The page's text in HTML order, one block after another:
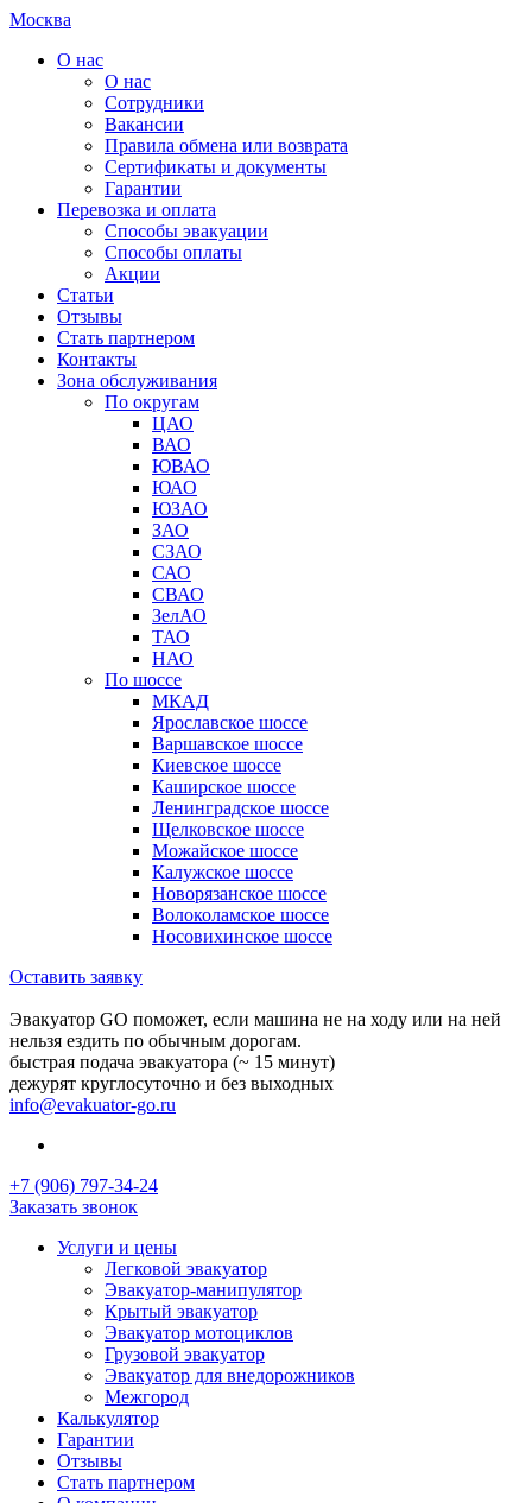
Москва
О нас
О нас
Сотрудники
Вакансии
Правила обмена или возврата
Сертификаты и документы
Гарантии
Перевозка и оплата
Способы эвакуации
Способы оплаты
Акции
Статьи
Отзывы
Стать партнером
Контакты
Зона обслуживания
По округам
ЦАО
ВАО
ЮВАО
ЮАО
ЮЗАО
ЗАО
СЗАО
САО
СВАО
ЗелАО
ТАО
НАО
По шоссе
МКАД
Ярославское шоссе
Варшавское шоссе
Киевское шоссе
Каширское шоссе
Ленинградское шоссе
Щелковское шоссе
Можайское шоссе
Калужское шоссе
Новорязанское шоссе
Волоколамское шоссе
Носовихинское шоссе
Оставить заявку
Эвакуатор GO поможет, если машина не на ходу или на ней
нельзя ездить по обычным дорогам.
быстрая подача эвакуатора (~ 15 минут)
дежурят круглосуточно и без выходных
info@evakuator-go.ru
+7 (906) 797-34-24
Заказать звонок
Услуги и цены
Легковой эвакуатор
Эвакуатор-манипулятор
Крытый эвакуатор
Эвакуатор мотоциклов
Грузовой эвакуатор
Эвакуатор для внедорожников
Межгород
Калькулятор
Гарантии
Отзывы
Стать партнером